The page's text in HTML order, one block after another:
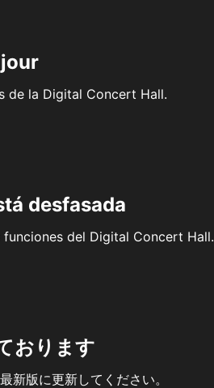
de la Digital Concert Hall.
desfasada
del Digital Concert Hall.
おります
新版に更新してください。